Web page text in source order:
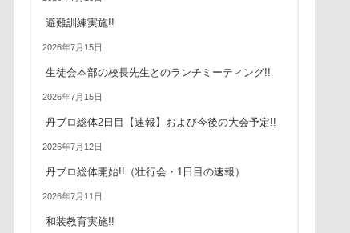
避難訓練実施!!
2026年7月15日
生徒会本部の校長先生とのランチミーティング!!
2026年7月15日
丹ブロ総体2日目【速報】および今後の大会予定!!
2026年7月12日
丹ブロ総体開始!!（壮行会・1日目の速報）
2026年7月11日
和装教育実施!!